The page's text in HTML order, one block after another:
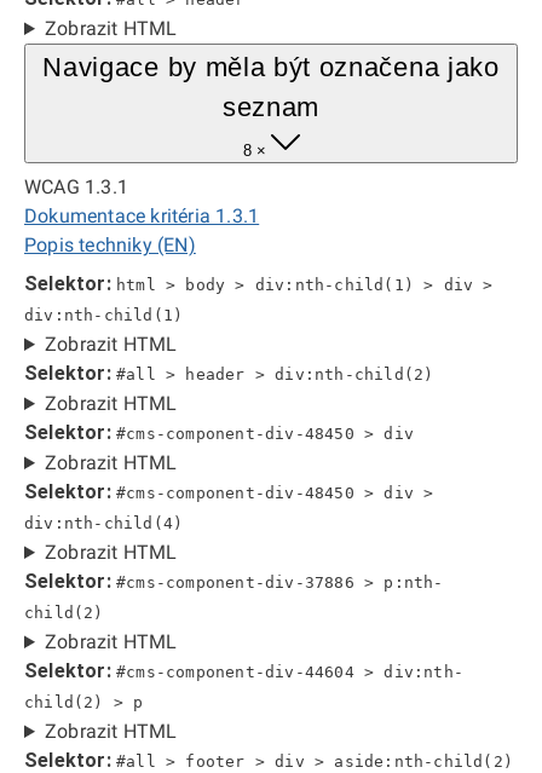
Zobrazit HTML
Navigace by měla být označena jako
seznam
8 ×
WCAG 1.3.1
Dokumentace kritéria 1.3.1
Popis techniky (EN)
Selektor: html > body > div:nth-child(1) > div >
div:nth-child(1)
Zobrazit HTML
Selektor: #all > header > div:nth-child(2)
Zobrazit HTML
Selektor: #cms-component-div-48450 > div
Zobrazit HTML
Selektor: #cms-component-div-48450 > div >
div:nth-child(4)
Zobrazit HTML
Selektor: #cms-component-div-37886 > p:nth-
child(2)
Zobrazit HTML
Selektor: #cms-component-div-44604 > div:nth-
child(2) > p
Zobrazit HTML
Selektor: #all > footer > div > aside:nth-child(2)